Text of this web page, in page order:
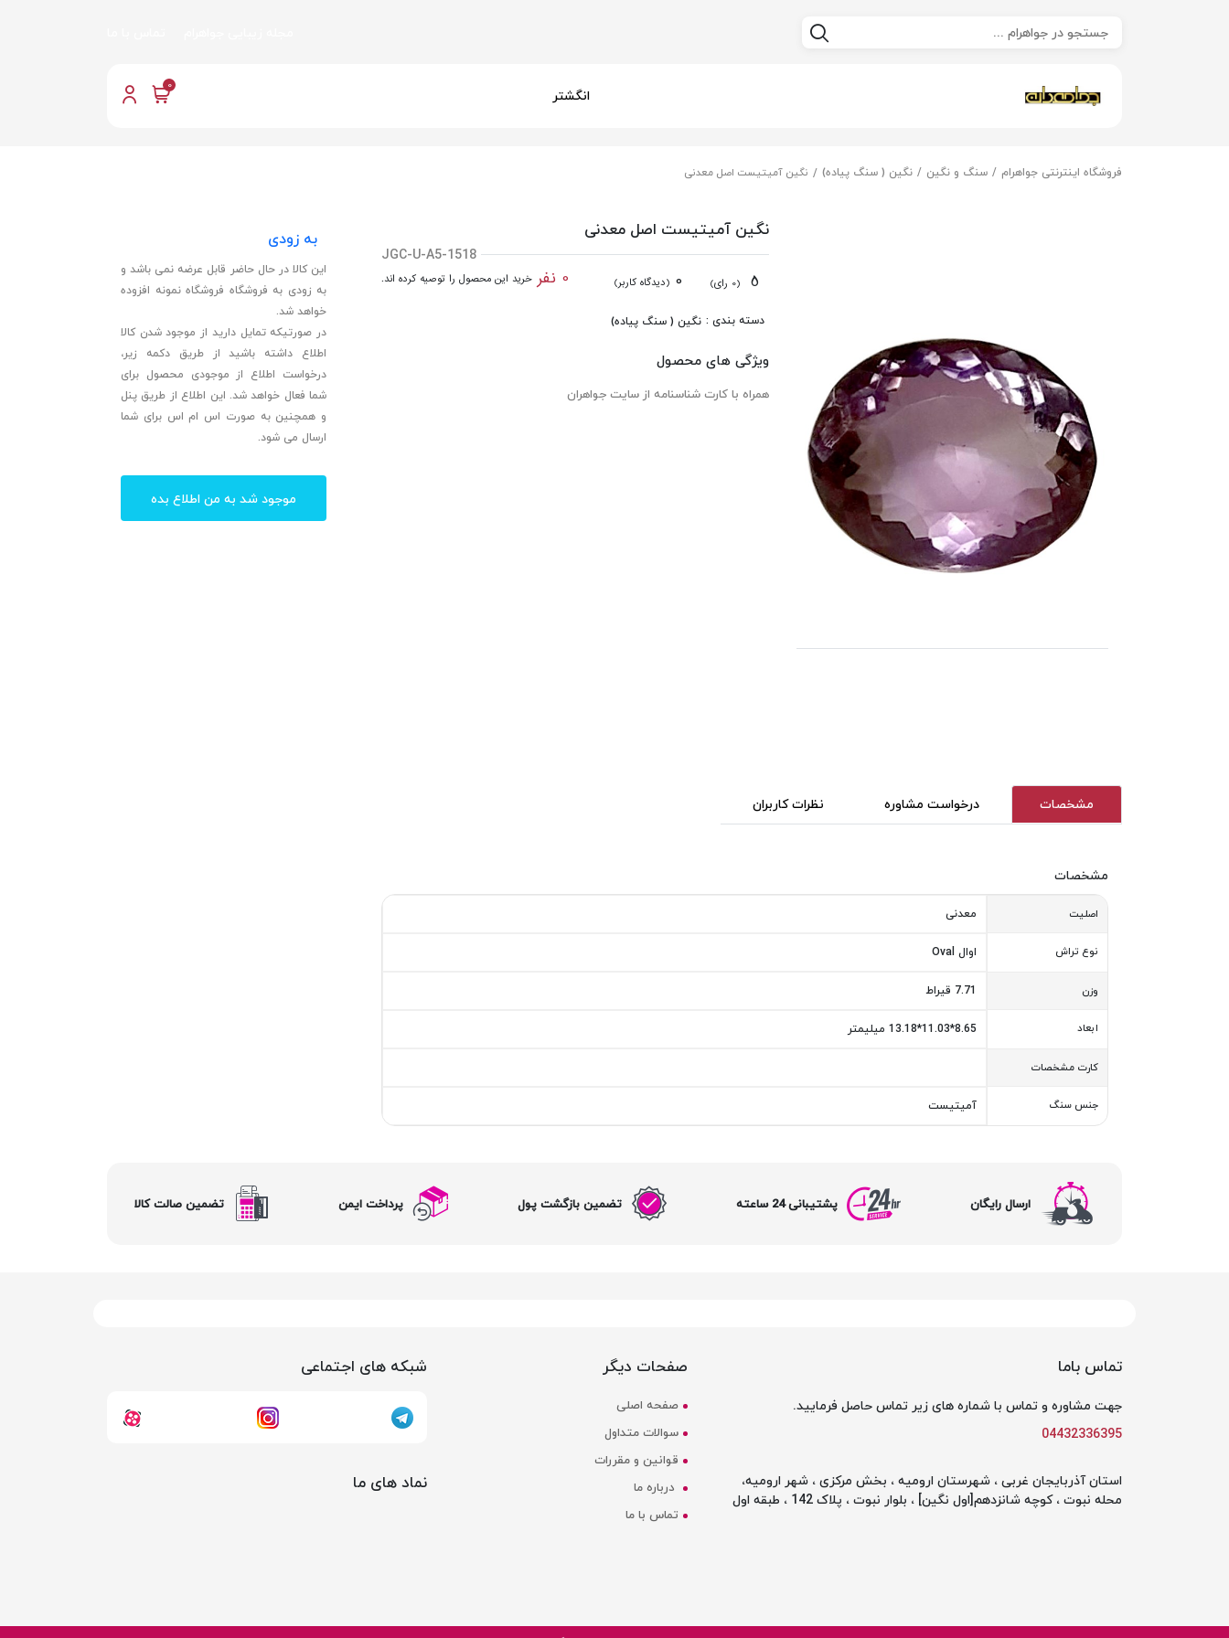
انگشتر 0
فروشگاه اینترنتی جواهرام سنگ و نگین نگین ( سنگ پیاده) نگین آمیتیست اصل معدنی
نگین آمیتیست اصل معدنی
JGC-U-A5-1518
(0 رای) 0 (دیدگاه کاربر) 0 نفر خرید این محصول را توصیه کرده اند.
دسته بندی : نگین ( سنگ پیاده)
ویژگی های محصول
همراه با کارت شناسنامه از سایت جواهران
مشخصات درخواست مشاوره نظرات کاربران
مشخصات
اصلیت معدنی
نوع تراش اوال Oval
وزن 7.71 قیراط
ابعاد 8.65*11.03*13.18 میلیمتر
کارت مشخصات
جنس سنگ آمیتیست
به زودی
این کالا در حال حاضر قابل عرضه نمی باشد و
به زودی به فروشگاه فروشگاه نمونه افزوده
خواهد شد.
در صورتیکه تمایل دارید از موجود شدن کالا
اطلاع داشته باشید از طریق دکمه زیر،
درخواست اطلاع از موجودی محصول برای
شما فعال خواهد شد. این اطلاع از طریق پنل
و همچنین به صورت اس ام اس برای شما
ارسال می شود.
موجود شد به من اطلاع بده
ارسال رایگان پشتیبانی 24 ساعته تضمین بازگشت پول پرداخت ایمن تضمین صالت کالا
تماس باما
جهت مشاوره و تماس با شماره های زیر تماس حاصل فرمایید.
04432336395
استان آذربایجان غربی ، شهرستان ارومیه ، بخش مرکزی ، شهر ارومیه،
محله نبوت ، کوچه شانزدهم[اول نگین] ، بلوار نبوت ، پلاک 142 ، طبقه اول
صفحات دیگر
صفحه اصلی
سوالات متداول
قوانین و مقررات
درباره ما
تماس با ما
شبکه های اجتماعی
نماد های ما